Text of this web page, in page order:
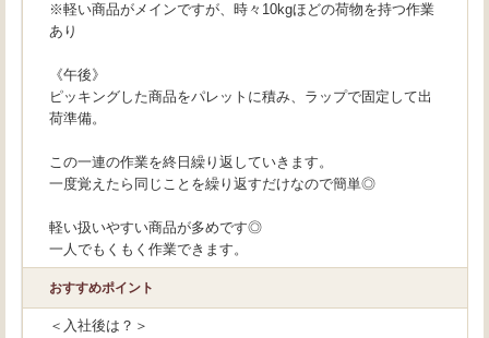
※軽い商品がメインですが、時々10kgほどの荷物を持つ作業
あり
《午後》
ピッキングした商品をパレットに積み、ラップで固定して出
荷準備。
この一連の作業を終日繰り返していきます。
一度覚えたら同じことを繰り返すだけなので簡単◎
軽い扱いやすい商品が多めです◎
一人でもくもく作業できます。
おすすめポイント
＜入社後は？＞